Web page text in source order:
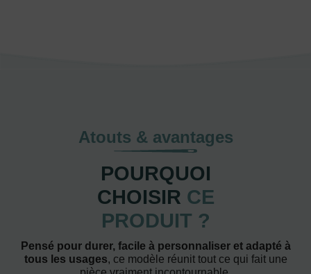
Atouts & avantages
POURQUOI
CHOISIR CE
PRODUIT ?
Pensé pour durer, facile à personnaliser et adapté à
tous les usages, ce modèle réunit tout ce qui fait une